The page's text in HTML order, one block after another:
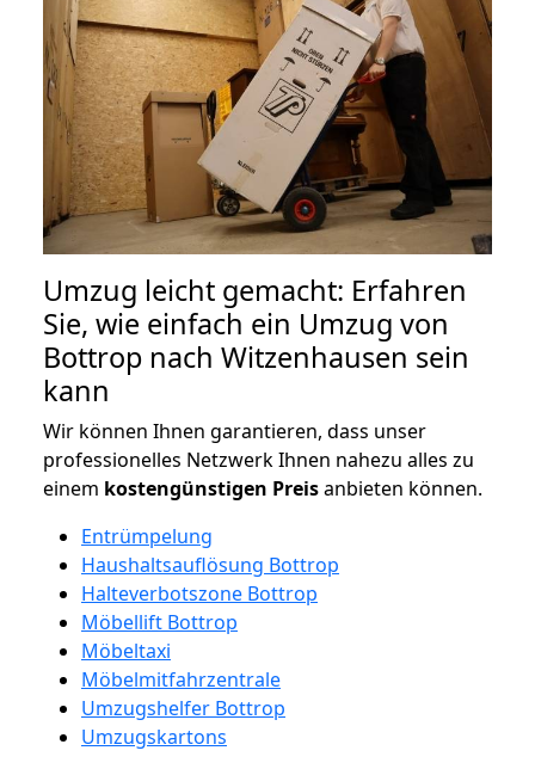
Umzug leicht gemacht: Erfahren
Sie, wie einfach ein Umzug von
Bottrop nach Witzenhausen sein
kann
Wir können Ihnen garantieren, dass unser
professionelles Netzwerk Ihnen nahezu alles zu
einem kostengünstigen Preisanbieten können.
Entrümpelung
Haushaltsauflösung Bottrop
Halteverbotszone Bottrop
Möbellift Bottrop
Möbeltaxi
Möbelmitfahrzentrale
Umzugshelfer Bottrop
Umzugskartons